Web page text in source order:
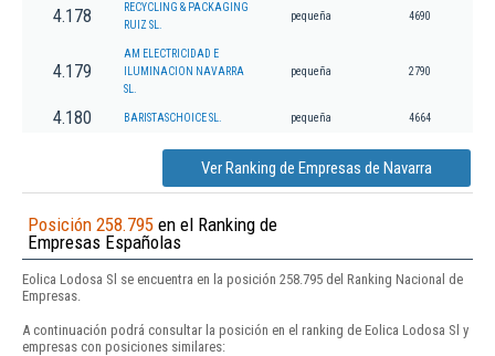
4.178
RECYCLING & PACKAGING
RUIZ SL.
pequeña 4690
4.179
AM ELECTRICIDAD E
ILUMINACION NAVARRA
SL.
pequeña 2790
4.180 BARISTASCHOICE SL. pequeña 4664
Ver Ranking de Empresas de Navarra
Posición 258.795 en el Ranking de
Empresas Españolas
Eolica Lodosa Sl se encuentra en la posición 258.795 del Ranking Nacional de
Empresas.
A continuación podrá consultar la posición en el ranking de Eolica Lodosa Sl y
empresas con posiciones similares: